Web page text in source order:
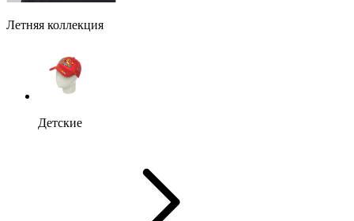
Летняя коллекция
Детские